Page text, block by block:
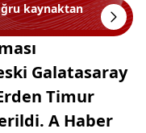
kaynaktan
Galatasaray
Timur
A Haber